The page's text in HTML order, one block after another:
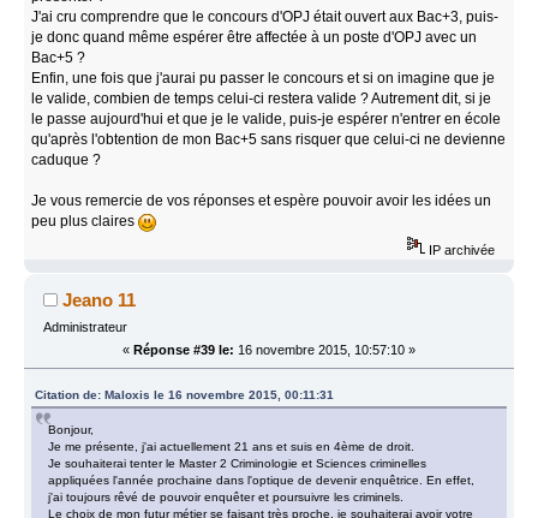
J'ai cru comprendre que le concours d'OPJ était ouvert aux Bac+3, puis-
je donc quand même espérer être affectée à un poste d'OPJ avec un
Bac+5 ?
Enfin, une fois que j'aurai pu passer le concours et si on imagine que je
le valide, combien de temps celui-ci restera valide ? Autrement dit, si je
le passe aujourd'hui et que je le valide, puis-je espérer n'entrer en école
qu'après l'obtention de mon Bac+5 sans risquer que celui-ci ne devienne
caduque ?
Je vous remercie de vos réponses et espère pouvoir avoir les idées un
peu plus claires
IP archivée
Jeano 11
Administrateur
« Réponse #39 le: 16 novembre 2015, 10:57:10 »
Citation de: Maloxis le 16 novembre 2015, 00:11:31
Bonjour,
Je me présente, j'ai actuellement 21 ans et suis en 4ème de droit.
Je souhaiterai tenter le Master 2 Criminologie et Sciences criminelles
appliquées l'année prochaine dans l'optique de devenir enquêtrice. En effet,
j'ai toujours rêvé de pouvoir enquêter et poursuivre les criminels.
Le choix de mon futur métier se faisant très proche, je souhaiterai avoir votre